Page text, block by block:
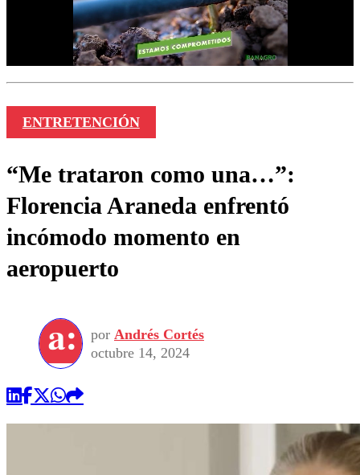
ENTRETENCIÓN
“Me trataron como una…”:
Florencia Araneda enfrentó
incómodo momento en
aeropuerto
por Andrés Cortés
octubre 14, 2024